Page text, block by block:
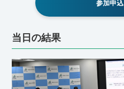
参加申込
当日の結果